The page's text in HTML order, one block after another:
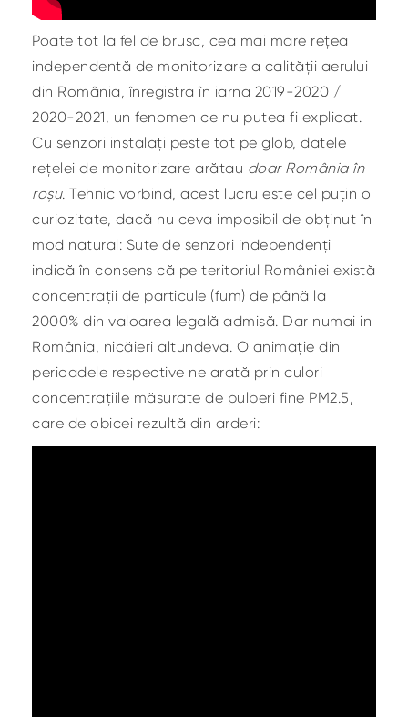
Poate tot la fel de brusc, cea mai mare rețea
independentă de monitorizare a calității aerului
din România, înregistra în iarna 2019-2020 /
2020-2021, un fenomen ce nu putea fi explicat.
Cu senzori instalați peste tot pe glob, datele
rețelei de monitorizare arătau doar România în
roșu. Tehnic vorbind, acest lucru este cel puțin o
curiozitate, dacă nu ceva imposibil de obținut în
mod natural: Sute de senzori independenți
indică în consens că pe teritoriul României există
concentrații de particule (fum) de până la
2000% din valoarea legală admisă. Dar numai in
România, nicăieri altundeva. O animație din
perioadele respective ne arată prin culori
concentrațiile măsurate de pulberi fine PM2.5,
care de obicei rezultă din arderi: